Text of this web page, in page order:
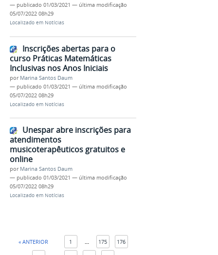
— publicado 01/03/2021 — última modificação
05/07/2022 08h29
Localizado em Notícias
Inscrições abertas para o
curso Práticas Matemáticas
Inclusivas nos Anos Iniciais
por Marina Santos Daum
— publicado 01/03/2021 — última modificação
05/07/2022 08h29
Localizado em Notícias
Unespar abre inscrições para
atendimentos
musicoterapêuticos gratuitos e
online
por Marina Santos Daum
— publicado 01/03/2021 — última modificação
05/07/2022 08h29
Localizado em Notícias
« ANTERIOR 1 ... 175 176